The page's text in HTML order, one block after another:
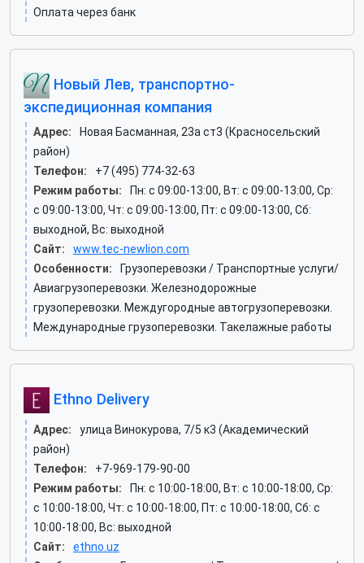
Оплата через банк
Новый Лев, транспортно-
экспедиционная компания
Адрес:
Новая Басманная, 23а ст3 (Красносельский
район)
Телефон:
+7 (495) 774-32-63
Режим работы:
Пн: c 09:00-13:00, Вт: c 09:00-13:00, Ср:
c 09:00-13:00, Чт: c 09:00-13:00, Пт: c 09:00-13:00, Сб:
выходной, Вс: выходной
Сайт:
www.tec-newlion.com
Особенности:
Грузоперевозки / Транспортные услуги/
Авиагрузоперевозки. Железнодорожные
грузоперевозки. Междугородные автогрузоперевозки.
Международные грузоперевозки. Такелажные работы
Ethno Delivery
Адрес:
улица Винокурова, 7/5 к3 (Академический
район)
Телефон:
+7-969-179-90-00
Режим работы:
Пн: c 10:00-18:00, Вт: c 10:00-18:00, Ср:
c 10:00-18:00, Чт: c 10:00-18:00, Пт: c 10:00-18:00, Сб: c
10:00-18:00, Вс: выходной
Сайт:
ethno.uz